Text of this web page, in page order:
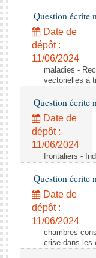
Question écrite
Date de
dépôt :
11/06/2024
maladies -
vectorielles à
Question écrite
Date de
dépôt :
11/06/2024
frontaliers -
Question écrite
Date de
dépôt :
11/06/2024
chambres
crise dans les